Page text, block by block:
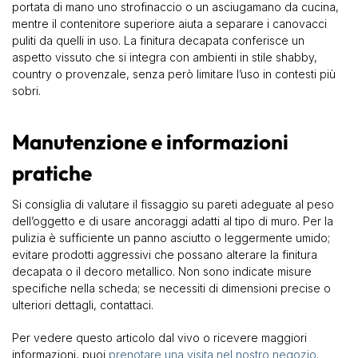
portata di mano uno strofinaccio o un asciugamano da cucina,
mentre il contenitore superiore aiuta a separare i canovacci
puliti da quelli in uso. La finitura decapata conferisce un
aspetto vissuto che si integra con ambienti in stile shabby,
country o provenzale, senza però limitare l’uso in contesti più
sobri.
Manutenzione e informazioni
pratiche
Si consiglia di valutare il fissaggio su pareti adeguate al peso
dell’oggetto e di usare ancoraggi adatti al tipo di muro. Per la
pulizia è sufficiente un panno asciutto o leggermente umido;
evitare prodotti aggressivi che possano alterare la finitura
decapata o il decoro metallico. Non sono indicate misure
specifiche nella scheda; se necessiti di dimensioni precise o
ulteriori dettagli, contattaci.
Per vedere questo articolo dal vivo o ricevere maggiori
informazioni, puoi prenotare una visita nel nostro negozio.